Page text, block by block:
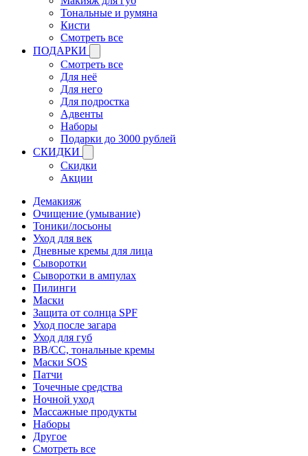
Тональные и румяна
Кисти
Смотреть все
ПОДАРКИ
Смотреть все
Для неё
Для него
Для подростка
Адвенты
Наборы
Подарки до 3000 рублей
СКИДКИ
Скидки
Акции
Демакияж
Очищение (умывание)
Тоники/лосьоны
Уход для век
Дневные кремы для лица
Сыворотки
Сыворотки в ампулах
Пилинги
Маски
Защита от солнца SPF
Уход после загара
Уход для губ
BB/CC, тональные кремы
Маски SOS
Патчи
Точечные средства
Ночной уход
Массажные продукты
Наборы
Другое
Смотреть все